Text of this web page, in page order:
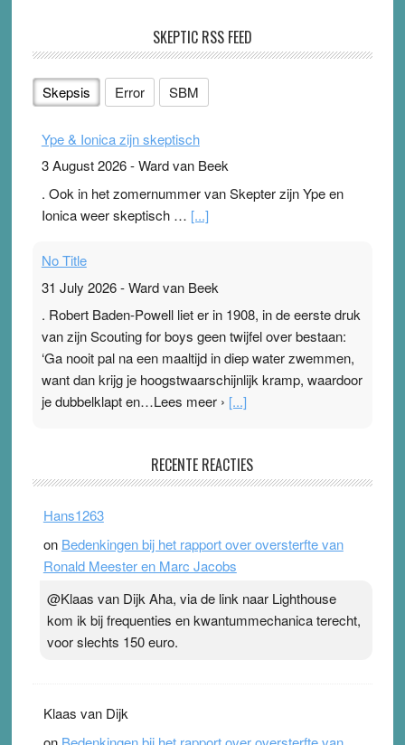
SKEPTIC RSS FEED
Skepsis Error SBM
Ype & Ionica zijn skeptisch
3 August 2026-Ward van Beek
. Ook in het zomernummer van Skepter zijn Ype en
Ionica weer skeptisch … [...]
No Title
31 July 2026-Ward van Beek
. Robert Baden-Powell liet er in 1908, in de eerste druk
van zijn Scouting for boys geen twijfel over bestaan:
‘Ga nooit pal na een maaltijd in diep water zwemmen,
want dan krijg je hoogstwaarschijnlijk kramp, waardoor
je dubbelklapt en…Lees meer › [...]
Ward van Beek
topsporters. Ze hopen ermee hun hartslag te verlagen
terwijl ze meer zuurstof opnemen. Daarop heeft zo’n
pleister geen effect. Maar het gevoel ‘makkelijker te
Pleisterplakkers in de topspsort ›[...]
RECENTE REACTIES
Hans1263
on Bedenkingen bij het rapport over oversterfte van
Ronald Meester en Marc Jacobs
@Klaas van Dijk Aha, via de link naar Lighthouse
kom ik bij frequenties en kwantummechanica terecht,
voor slechts 150 euro.
Klaas van Dijk